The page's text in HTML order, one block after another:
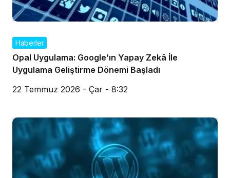
Haberler
Opal Uygulama: Google’ın Yapay Zekâ İle
Uygulama Geliştirme Dönemi Başladı
22 Temmuz 2026 - Çar - 8:32